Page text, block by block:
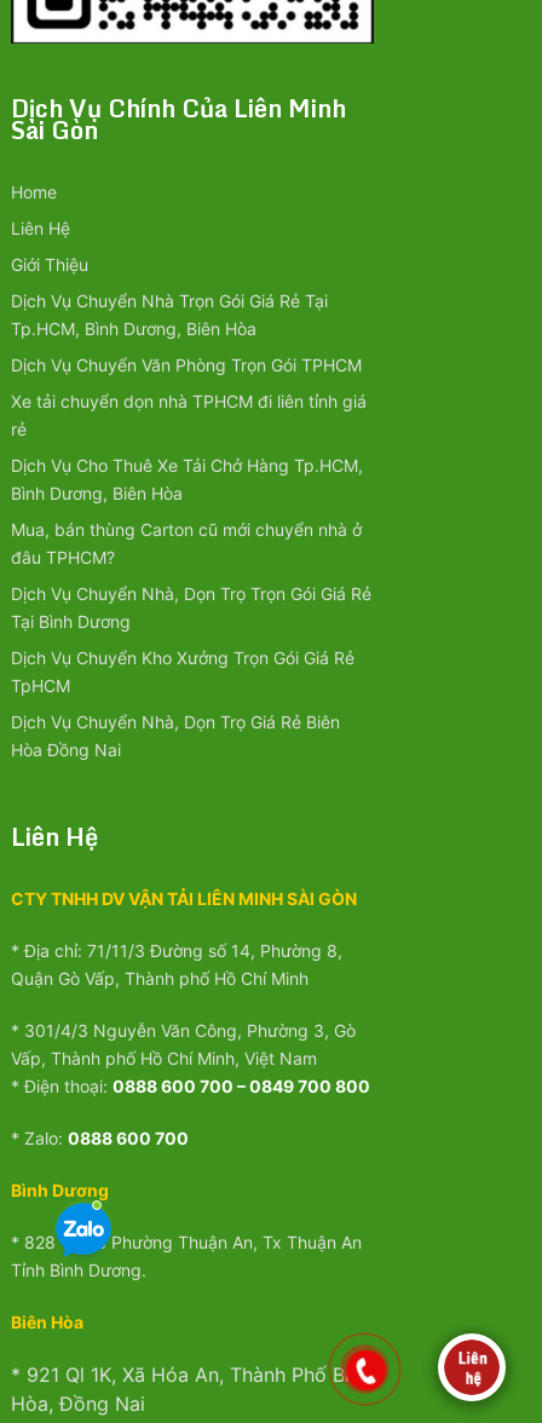
Dịch Vụ Chính Của Liên Minh
Sài Gòn
Home
Liên Hệ
Giới Thiệu
Dịch Vụ Chuyển Nhà Trọn Gói Giá Rẻ Tại
Tp.HCM, Bình Dương, Biên Hòa
Dịch Vụ Chuyển Văn Phòng Trọn Gói TPHCM
Xe tải chuyển dọn nhà TPHCM đi liên tỉnh giá
rẻ
Dịch Vụ Cho Thuê Xe Tải Chở Hàng Tp.HCM,
Bình Dương, Biên Hòa
Mua, bán thùng Carton cũ mới chuyển nhà ở
đâu TPHCM?
Dịch Vụ Chuyển Nhà, Dọn Trọ Trọn Gói Giá Rẻ
Tại Bình Dương
Dịch Vụ Chuyển Kho Xưởng Trọn Gói Giá Rẻ
TpHCM
Dịch Vụ Chuyển Nhà, Dọn Trọ Giá Rẻ Biên
Hòa Đồng Nai
Liên Hệ
CTY TNHH DV VẬN TẢI LIÊN MINH SÀI GÒN
* Địa chỉ: 71/11/3 Đường số 14, Phường 8,
Quận Gò Vấp, Thành phố Hồ Chí Minh
* 301/4/3 Nguyễn Văn Công, Phường 3, Gò
Vấp, Thành phố Hồ Chí Minh, Việt Nam
* Điện thoại: 0888 600 700 – 0849 700 800
* Zalo: 0888 600 700
Bình Dương
* 828 Ql 13 Phường Thuận An, Tx Thuận An
Tỉnh Bình Dương.
Biên Hòa
* 921 Ql 1K, Xã Hóa An, Thành Phố Biên
Hòa, Đồng Nai